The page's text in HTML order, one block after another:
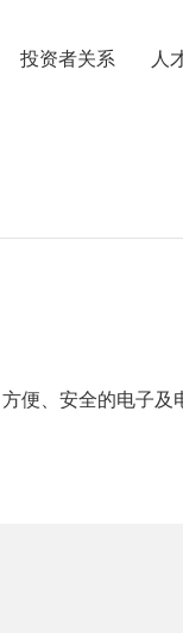
投资者关系 人
便、安全的电子